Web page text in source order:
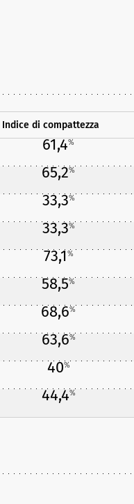
Indice di compattezza
61,4%
65,2%
33,3%
33,3%
73,1%
58,5%
68,6%
63,6%
40%
44,4%